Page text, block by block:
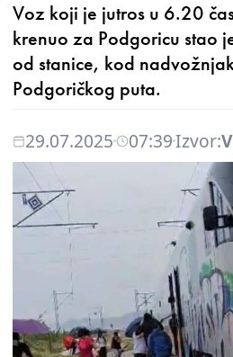
Voz koji je jutros u 6.20
krenuo za Podgoricu stao
od stanice, kod
Podgoričkog puta.
29.07.2025 07:39Izvor: